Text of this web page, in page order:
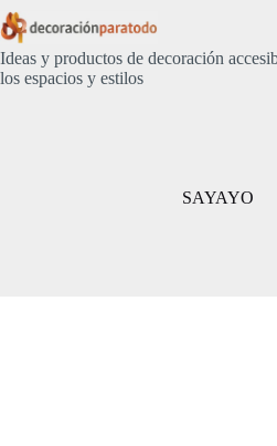
Saltar
al
contenido
Ideas y productos de decoración
los espacios y estilos
SAYAYO